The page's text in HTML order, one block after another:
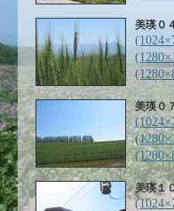
美瑛０
美瑛０
美瑛１